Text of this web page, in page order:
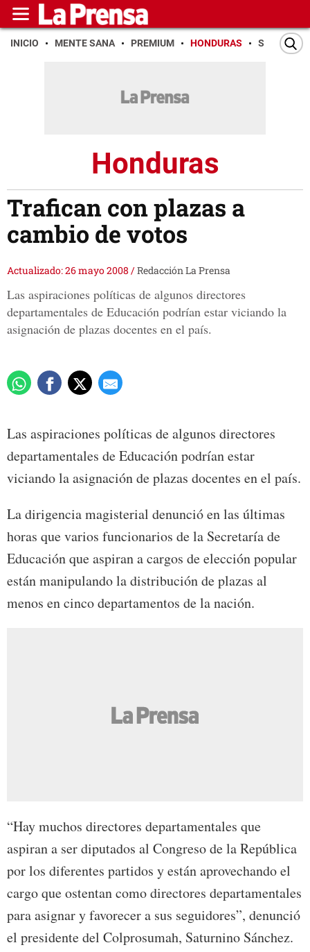
INICIO MENTE SANA PREMIUM HONDURAS SAN PEDRO
Honduras
Trafican con plazas a
cambio de votos
Actualizado: 26 mayo 2008 /Redacción La Prensa
Las aspiraciones políticas de algunos directores
departamentales de Educación podrían estar viciando la
asignación de plazas docentes en el país.
Las aspiraciones políticas de algunos directores
departamentales de Educación podrían estar
viciando la asignación de plazas docentes en el país.
La dirigencia magisterial denunció en las últimas
horas que varios funcionarios de la Secretaría de
Educación que aspiran a cargos de elección popular
están manipulando la distribución de plazas al
menos en cinco departamentos de la nación.
“Hay muchos directores departamentales que
aspiran a ser diputados al Congreso de la República
por los diferentes partidos y están aprovechando el
cargo que ostentan como directores departamentales
para asignar y favorecer a sus seguidores”, denunció
el presidente del Colprosumah, Saturnino Sánchez.